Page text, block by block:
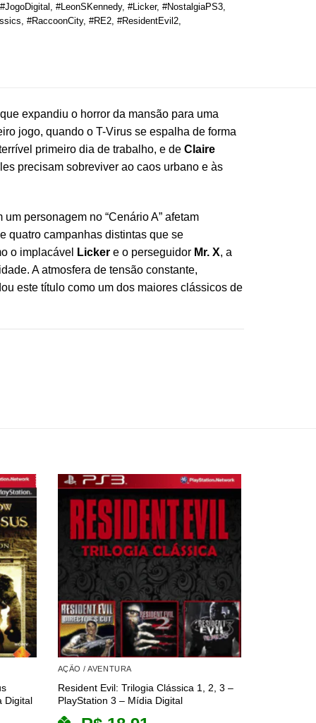
#JogoDigital #LeonSKennedy, #Licker, #NostalgiaPS3
#RaccoonCity, #RE2 #ResidentEvil2
expandiu o horror da mansão para uma
jogo, quando o T-Virus se espalha de forma
primeiro dia de trabalho, e de Claire
precisam sobreviver ao caos urbano e às
personagem no “Cenário A” afetam
quatro campanhas distintas que se
o implacável
Licker e o perseguidor Mr. X, a
A atmosfera de tensão constante,
este título como um dos maiores clássicos de
Digital
AÇÃO / AVENTURA
Resident Evil: Trilogia Clássica 1, 2, 3 –
PlayStation 3 – Mídia Digital